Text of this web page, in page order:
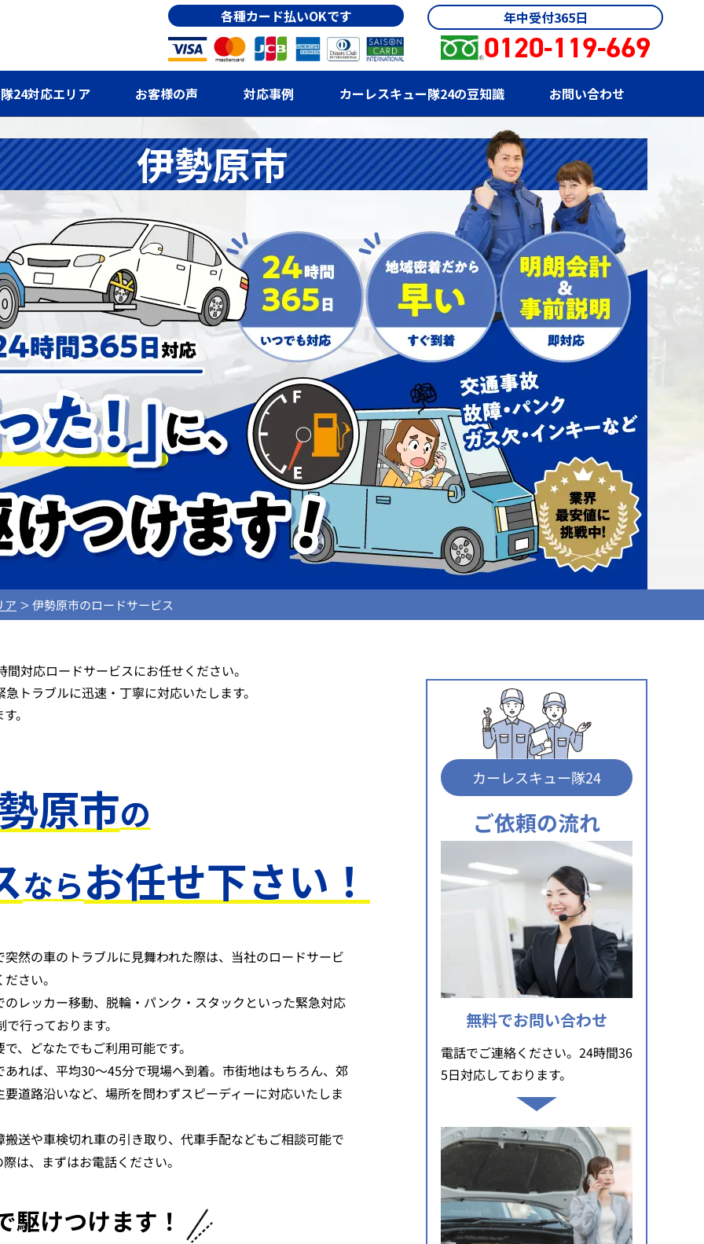
各種カード払いOKです 年中受付365日
0120-119-669
24対応エリア お客様の声 対応事例 カーレスキュー隊24の豆知識 お問い合わせ
伊勢原市
ア 伊勢原市のロードサービス
対応ロードサービスにお任せください。
トラブルに迅速・丁寧に対応いたします。
。
原市の
ならお任せ下さい！
突然の車のトラブルに見舞われた際は、当社のロードサービ
さい。
のレッカー移動、脱輪・パンク・スタックといった緊急対応
行っております。
、どなたでもご利用可能です。
あれば、平均30〜45分で現場へ到着。市街地はもちろん、郊
要道路沿いなど、場所を問わずスピーディーに対応いたしま
搬送や車検切れ車の引き取り、代車手配などもご相談可能で
は、まずはお電話ください。
駆けつけます！
カーレスキュー隊24
ご依頼の流れ
無料でお問い合わせ
電話でご連絡ください。24時間36
5日対応しております。